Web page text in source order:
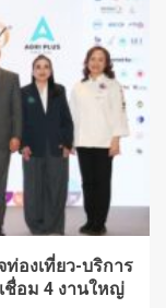
องเที่ยว-บริการ
ชื่อม 4 งานใหญ่